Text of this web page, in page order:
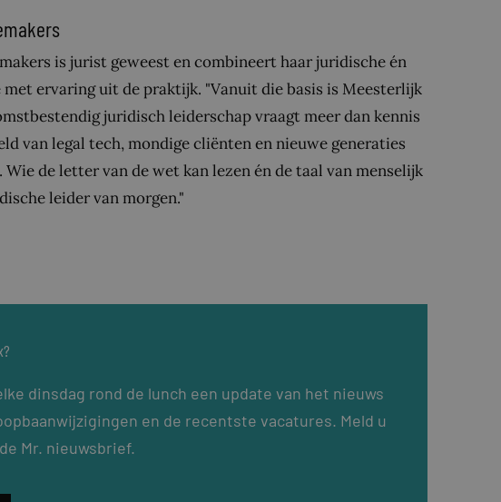
is jurist geweest en combineert haar juridische én
ervaring uit de praktijk. "Vanuit die basis is Meesterlijk
juridisch leiderschap vraagt meer dan kennis
van legal tech, mondige cliënten en nieuwe generaties
de letter van de wet kan lezen én de taal van menselijk
leider van morgen."
dinsdag rond de lunch een update van het nieuws
en de recentste vacatures. Meld u
Mr. nieuwsbrief.